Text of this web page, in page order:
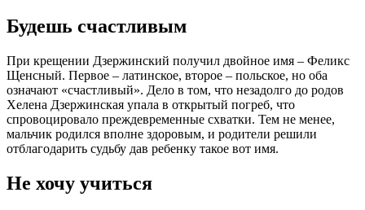
Будешь счастливым
При крещении Дзержинский получил двойное имя – Феликс
Щенсный. Первое – латинское, второе – польское, но оба
означают «счастливый». Дело в том, что незадолго до родов
Хелена Дзержинская упала в открытый погреб, что
спровоцировало преждевременные схватки. Тем не менее,
мальчик родился вполне здоровым, и родители решили
отблагодарить судьбу дав ребенку такое вот имя.
Не хочу учиться